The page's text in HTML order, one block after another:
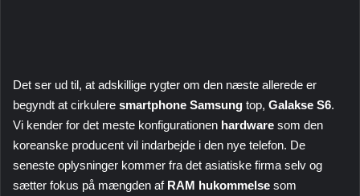
Det ser ud til, at adskillige rygter om den næste allerede er
begyndt at cirkulere smartphone Samsung top, Galakse S6.
Vi kender for det meste konfigurationen hardware som den
koreanske producent vil indarbejde i den nye telefon. De
seneste oplysninger kommer fra det asiatiske firma selv og
sætter fokus på mængden af RAM hukommelse som